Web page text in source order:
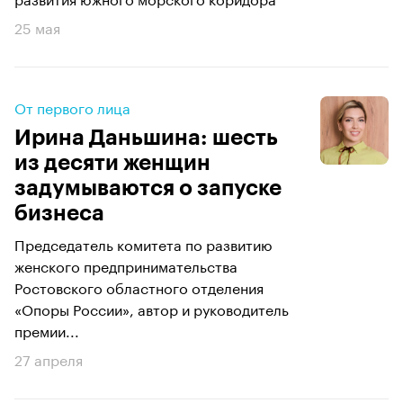
25 мая
От первого лица
Ирина Даньшина: шесть
из десяти женщин
задумываются о запуске
бизнеса
Председатель комитета по развитию
женского предпринимательства
Ростовского областного отделения
«Опоры России», автор и руководитель
премии...
27 апреля